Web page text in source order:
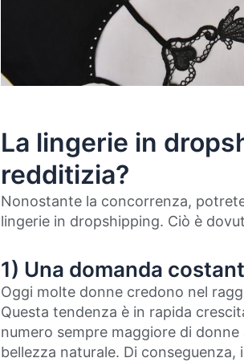
La lingerie in
redditizia?
Nonostante la concorrenza,
lingerie in dropshipping. Ciò è
1) Una domanda
Oggi molte donne credono nel
Questa tendenza è in rapida
numero sempre maggiore di
bellezza naturale. Di